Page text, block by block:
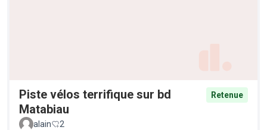
Piste vélos terrifique sur bd
Matabiau
Retenue
alain 2